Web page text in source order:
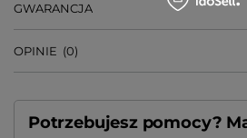
GWARANCJA
OPINIE (0)
Potrzebujesz pomocy?